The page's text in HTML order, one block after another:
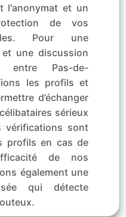
l'anonymat et un
de vos
Pour une
une discussion
Pas-de-
les profils et
d’échanger
sérieux
vérifications sont
profils en cas de
de nos
également une
qui détecte